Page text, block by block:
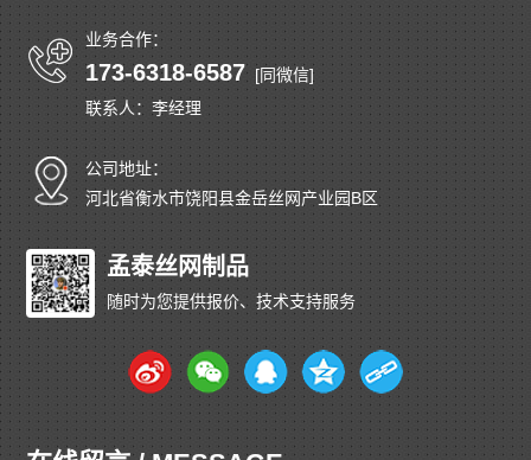
业务合作：
173-6318-6587[同微信]
联系人：李经理
公司地址：
河北省衡水市饶阳县金岳丝网产业园B区
孟泰丝网制品
随时为您提供报价、技术支持服务